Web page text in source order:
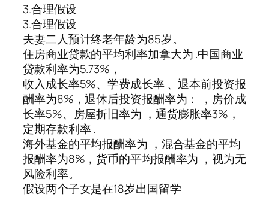
3.合理假设
3.合理假设
夫妻二人预计终老年龄为85岁。
住房商业贷款的平均利率加拿大为 .中国商业
贷款利率为5.73%，
收入成长率5%、学费成长率 、退本前投资报
酬率为8%，退休后投资报酬率为： ，房价成
长率5%、房屋折旧率为 ，通货膨胀率3%，
定期存款利率 .
海外基金的平均报酬率为 ，混合基金的平均
报酬率为8%，货币的平均报酬率为 ，视为无
风险利率。
假设两个子女是在18岁出国留学